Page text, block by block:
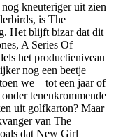
kneuteriger uit zien
is The
Het blijft bizar dat dit
A Series Of
het productieniveau
nog een beetje
we – tot een jaar of
tenenkrommende
uit golfkarton? Maar
van The
dat New Girl